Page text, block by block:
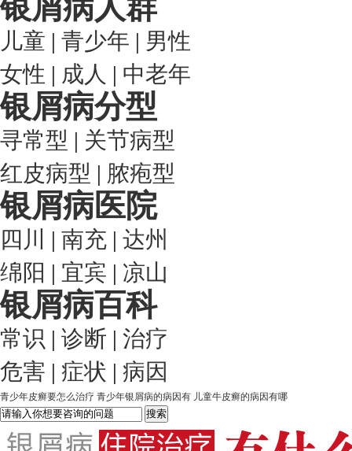
银屑病人群
儿童 | 青少年 | 男性
女性 | 成人 | 中老年
银屑病分型
寻常型 | 关节病型
红皮病型 | 脓疱型
银屑病医院
四川 | 南充 | 达州
绵阳 | 宜宾 | 凉山
银屑病百科
常识 | 诊断 | 治疗
危害 | 症状 | 病因
青少年皮癣要怎么治疗 青少年银屑病的病因有 儿童牛皮癣的病因有哪